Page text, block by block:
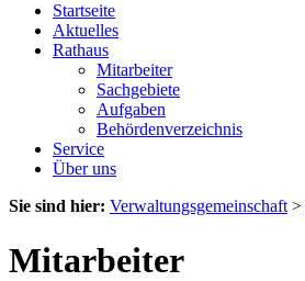
Startseite
Aktuelles
Rathaus
Mitarbeiter
Sachgebiete
Aufgaben
Behördenverzeichnis
Service
Über uns
Sie sind hier: Verwaltungsgemeinschaft >
Mitarbeiter